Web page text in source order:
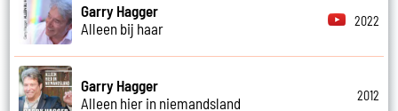
Garry Hagger
Alleen bij haar
2022
Garry Hagger
Alleen hier in niemandsland
2012